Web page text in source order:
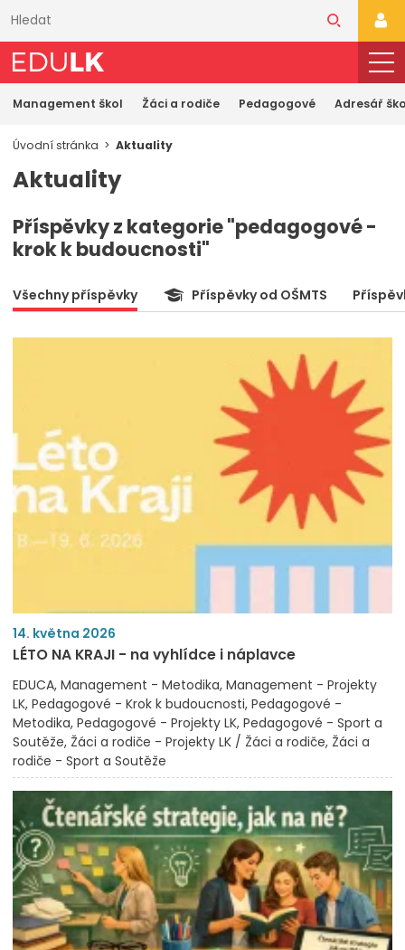
obsahu
Management škol Žáci a rodiče Pedagogové Adresář
Úvodní stránka Aktuality
Aktuality
Příspěvky z kategorie "pedagogové -
krok k budoucnosti"
Všechny příspěvky Příspěvky od OŠMTS
14. května 2026
LÉTO NA KRAJI - na vyhlídce i náplavce
EDUCA Management - Metodika Management - Projekty
LK Pedagogové - Krok k budoucnosti Pedagogové -
Metodika Pedagogové - Projekty LK Pedagogové - Sport a
Soutěže Žáci a rodiče - Projekty LK / Žáci a rodiče Žáci a
rodiče - Sport a Soutěže